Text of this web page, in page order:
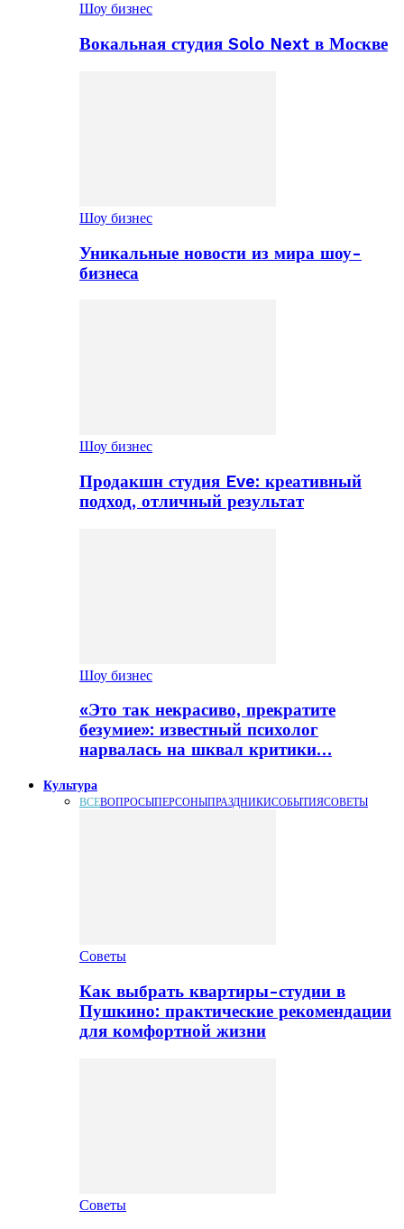
Шоу бизнес
Вокальная студия Solo Next в Москве
Шоу бизнес
Уникальные новости из мира шоу-
бизнеса
Шоу бизнес
Продакшн студия Eve: креативный
подход, отличный результат
Шоу бизнес
«Это так некрасиво, прекратите
безумие»: известный психолог
нарвалась на шквал критики…
Культура
ВСЕВОПРОСЫПЕРСОНЫПРАЗДНИКИСОБЫТИЯСОВЕТЫ
Советы
Как выбрать квартиры-студии в
Пушкино: практические рекомендации
для комфортной жизни
Советы